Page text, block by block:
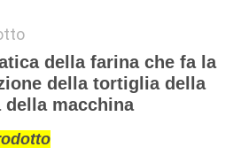
della farina che fa la
della tortiglia della
della macchina